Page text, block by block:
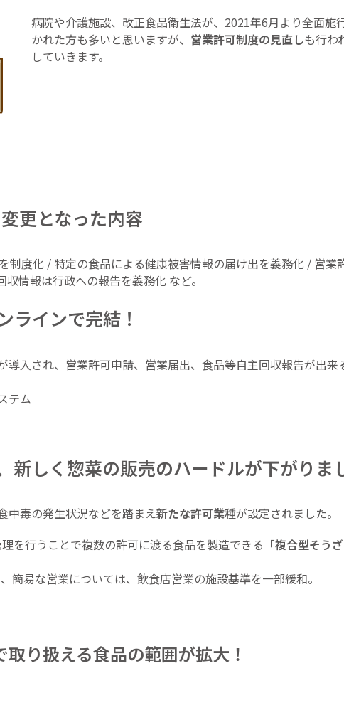
病院や介護施設、改正食品衛生法が、2021年6月より全面施
かれた方も多いと思いますが、 営業許可制度の見直しも行わ
していきます。
更となった内容
制度化 / 特定の食品による健康被害情報の届け出を義務化 / 営
情報は行政への報告を義務化 など。
ラインで完結！
導入され、営業許可申請、営業届出、食品等自主回収報告が出来
テム
新しく惣菜の販売のハードルが下がりま
中毒の発生状況などを踏まえ新たな許可業種が設定されました。
を行うことで複数の許可に渡る食品を製造できる「複合型そう
簡易な営業については、飲食店営業の施設基準を一部緩和。
り扱える食品の範囲が拡大！